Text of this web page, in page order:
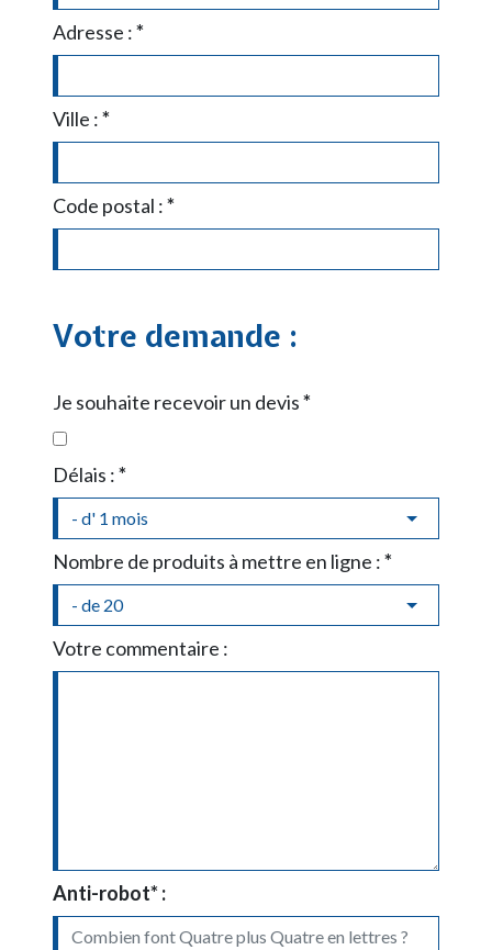
Adresse :*
Ville :*
Code postal :*
Votre demande :
Je souhaite recevoir un devis*
Délais :*
Nombre de produits à mettre en ligne :*
Votre commentaire :
Anti-robot* :